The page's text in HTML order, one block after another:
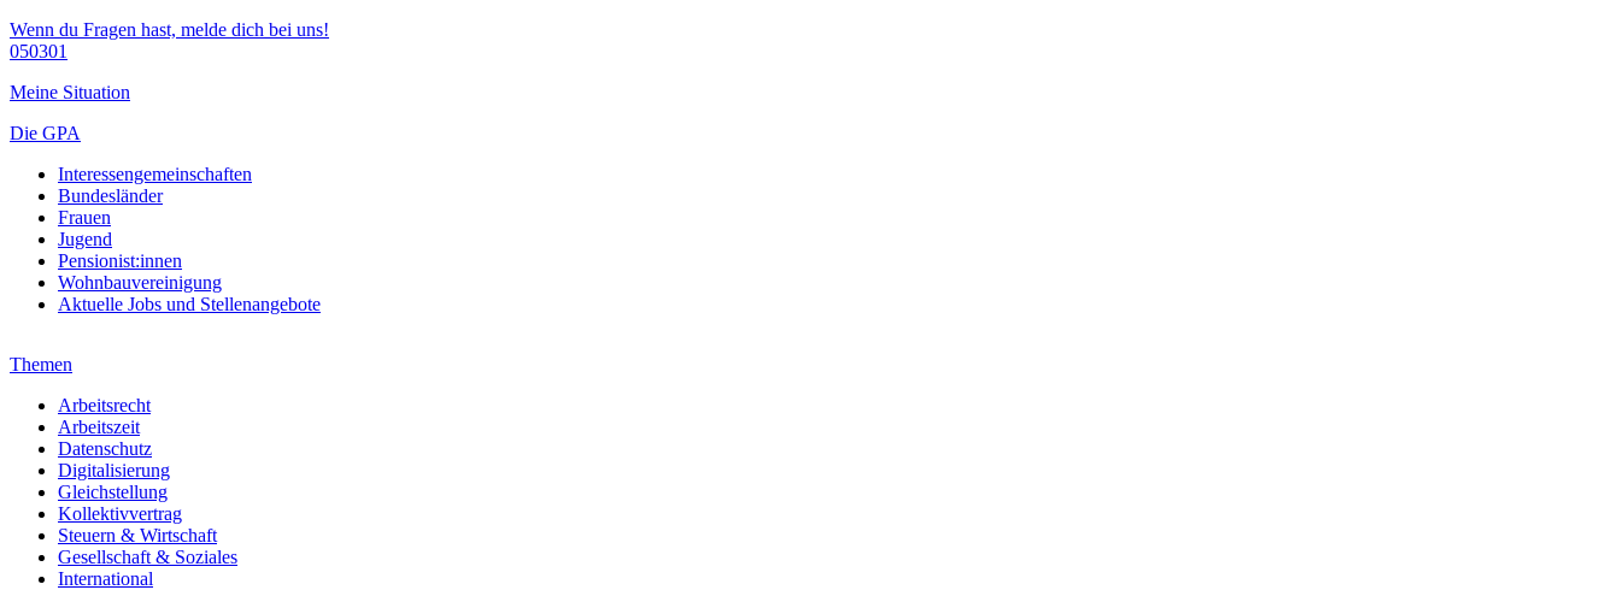
Wenn du Fragen hast, melde dich bei uns!
050301
Meine Situation
Die GPA
Interessengemeinschaften
Bundesländer
Frauen
Jugend
Pensionist:innen
Wohnbauvereinigung
Aktuelle Jobs und Stellenangebote
Themen
Arbeitsrecht
Arbeitszeit
Datenschutz
Digitalisierung
Gleichstellung
Kollektivvertrag
Steuern & Wirtschaft
Gesellschaft & Soziales
International